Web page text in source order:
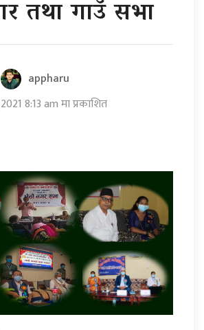
तथा गाउँ सभा
appharu
8:13 am मा प्रकाशित